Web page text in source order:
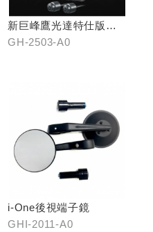
新巨峰鷹光達特仕版行
車紀錄器
GH-2503-A0
i-One後視端子鏡
GHI-2011-A0